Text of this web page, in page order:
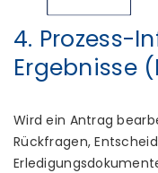
4. Prozess-
Ergebnisse
Wird ein Antrag
Rückfragen,